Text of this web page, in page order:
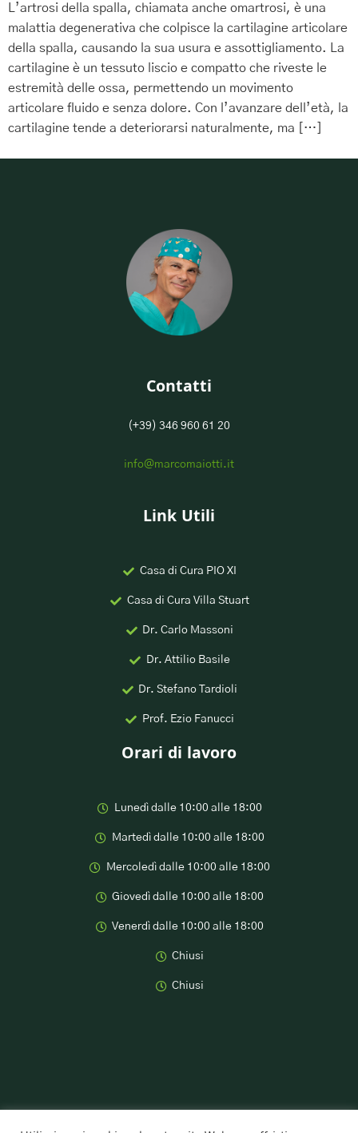
L’artrosi della spalla, chiamata anche omartrosi, è una
malattia degenerativa che colpisce la cartilagine articolare
della spalla, causando la sua usura e assottigliamento. La
cartilagine è un tessuto liscio e compatto che riveste le
estremità delle ossa, permettendo un movimento
articolare fluido e senza dolore. Con l’avanzare dell’età, la
cartilagine tende a deteriorarsi naturalmente, ma […]
Contatti
(+39) 346 960 61 20
info@marcomaiotti.it
Link Utili
Casa di Cura PIO XI
Casa di Cura Villa Stuart
Dr. Carlo Massoni
Dr. Attilio Basile
Dr. Stefano Tardioli
Prof. Ezio Fanucci
Orari di lavoro
Lunedì dalle 10:00 alle 18:00
Martedì dalle 10:00 alle 18:00
Mercoledì dalle 10:00 alle 18:00
Giovedì dalle 10:00 alle 18:00
Venerdì dalle 10:00 alle 18:00
Chiusi
Chiusi